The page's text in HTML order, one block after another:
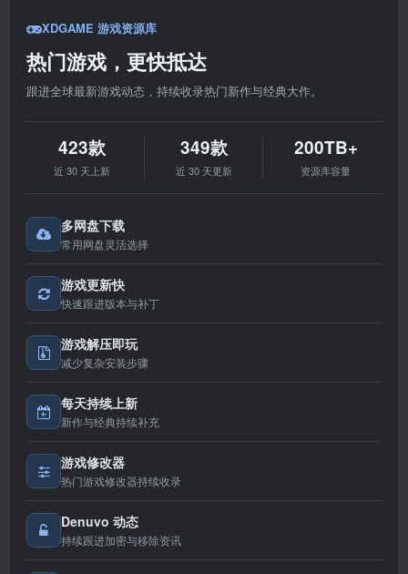
XDGAME 游戏资源库
热门游戏，更快抵达
跟进全球最新游戏动态，持续收录热门新作与经典大作。
423款
近 30 天上新
349款
近 30 天更新
200TB+
资源库容量
多网盘下载
常用网盘灵活选择
游戏更新快
快速跟进版本与补丁
游戏解压即玩
减少复杂安装步骤
每天持续上新
新作与经典持续补充
游戏修改器
热门游戏修改器持续收录
Denuvo 动态
持续跟进加密与移除资讯